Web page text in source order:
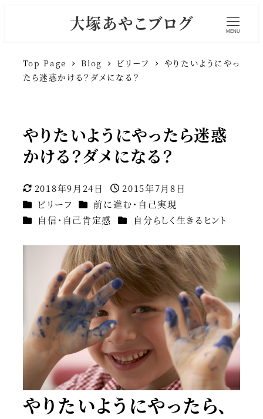
大塚あやこブログ MENU
Top Page Blog ビリーフ
やりたいようにやっ
たら迷惑かける？ダメになる？
やりたいようにやったら迷惑
かける？ダメになる？
更新日
2018年9月24日
投稿日
2015年7月8日
カテゴリー
ビリーフ カテゴリー
前に進む・自己実現
カテゴリー
自信・自己肯定感 カテゴリー
自分らしく生きるヒント
やりたいようにやったら、